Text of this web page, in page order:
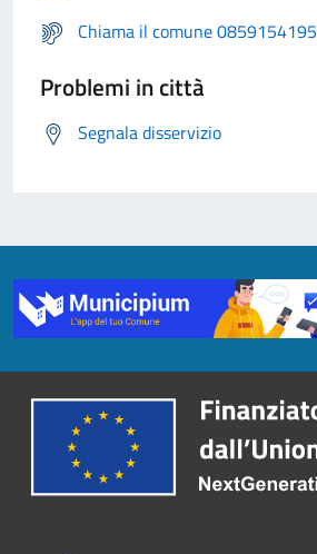
Chiama il comune 0859154195
Problemi in città
Segnala disservizio